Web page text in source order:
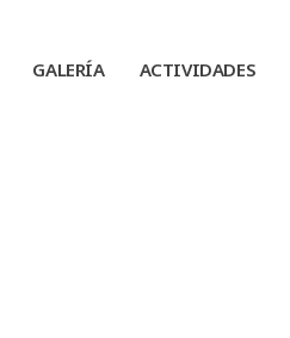
GALERÍA ACTIVIDADES